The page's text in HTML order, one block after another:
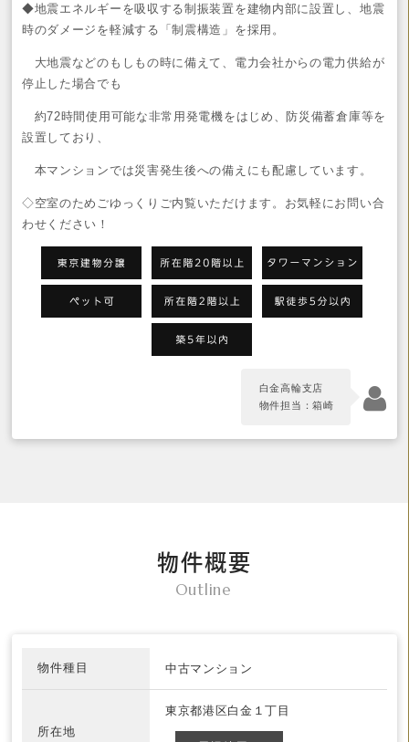
◆地震エネルギーを吸収する制振装置を建物内部に設置し、地震
時のダメージを軽減する「制震構造」を採用。
大地震などのもしもの時に備えて、電力会社からの電力供給が
停止した場合でも
約72時間使用可能な非常用発電機をはじめ、防災備蓄倉庫等を
設置しており、
本マンションでは災害発生後への備えにも配慮しています。
◇空室のためごゆっくりご内覧いただけます。お気軽にお問い合
わせください！
白金高輪支店
物件担当：箱崎
物件概要
Outline
物件種目 中古マンション
所在地
東京都港区白金１丁目